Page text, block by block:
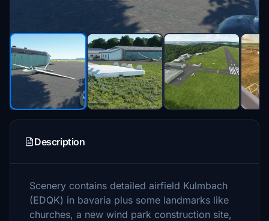
Description
Scenery contains detailed airfield Kulmbach
(EDQK) in bavaria plus some landmarks like
churches, a new wind park construction site,